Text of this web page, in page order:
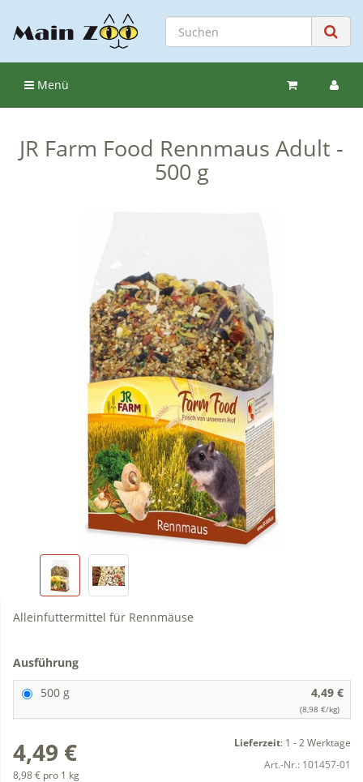
Menü
JR Farm Food Rennmaus Adult -
500 g
Alleinfuttermittel für Rennmäuse
Ausführung
500 g
4,49 €
(8,98 €/kg)
4,49 €
8,98 € pro 1 kg
Lieferzeit: 1 - 2 Werktage
Art.-Nr.: 101457-01